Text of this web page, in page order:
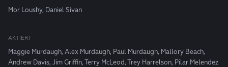
Mor Loushy, Daniel Sivan
AKTIERI
Maggie Murdaugh, Alex Murdaugh, Paul Murdaugh, Mallory Beach,
Andrew Davis, Jim Griffin, Terry McLeod, Trey Harrelson, Pilar Melendez